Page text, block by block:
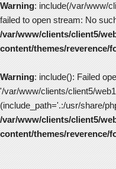
Warning: include(/var/www/
failed to open stream: No
/var/www/clients/client5/
content/themes/reverence/
Warning: include(): Failed
'/var/www/clients/client5/
(include_path='.:/usr/share/
/var/www/clients/client5/
content/themes/reverence/